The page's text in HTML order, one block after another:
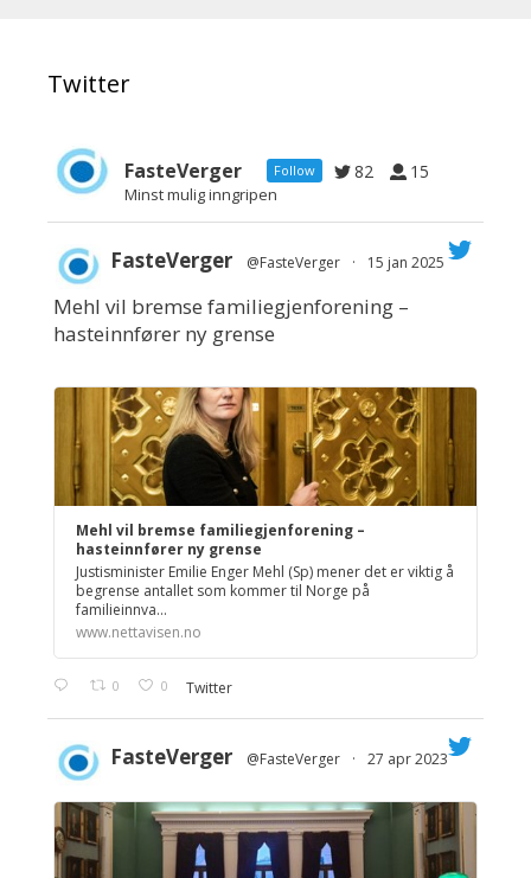
Twitter
FasteVerger Follow 82 15
Minst mulig inngripen
;
FasteVerger @FasteVerger · 15 jan 2025
Mehl vil bremse familiegjenforening –
hasteinnfører ny grense
Mehl vil bremse familiegjenforening –
hasteinnfører ny grense
Justisminister Emilie Enger Mehl (Sp) mener det er viktig å
begrense antallet som kommer til Norge på
familieinnva...
www.nettavisen.no
0 0 Twitter
;
FasteVerger @FasteVerger · 27 apr 2023